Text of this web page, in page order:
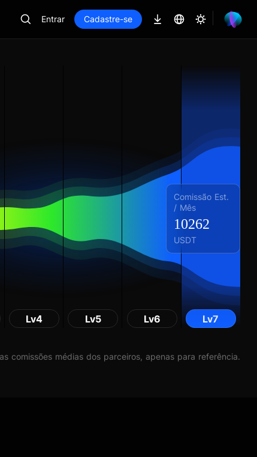
Entrar Cadastre-se
Comissão Est.
/ Mês
10262
USDT
Lv4 Lv5 Lv6 Lv7
comissões médias dos parceiros, apenas para referência.